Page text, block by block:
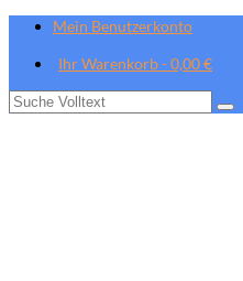
Mein Benutzerkonto
Ihr Warenkorb-0,00€
Suche